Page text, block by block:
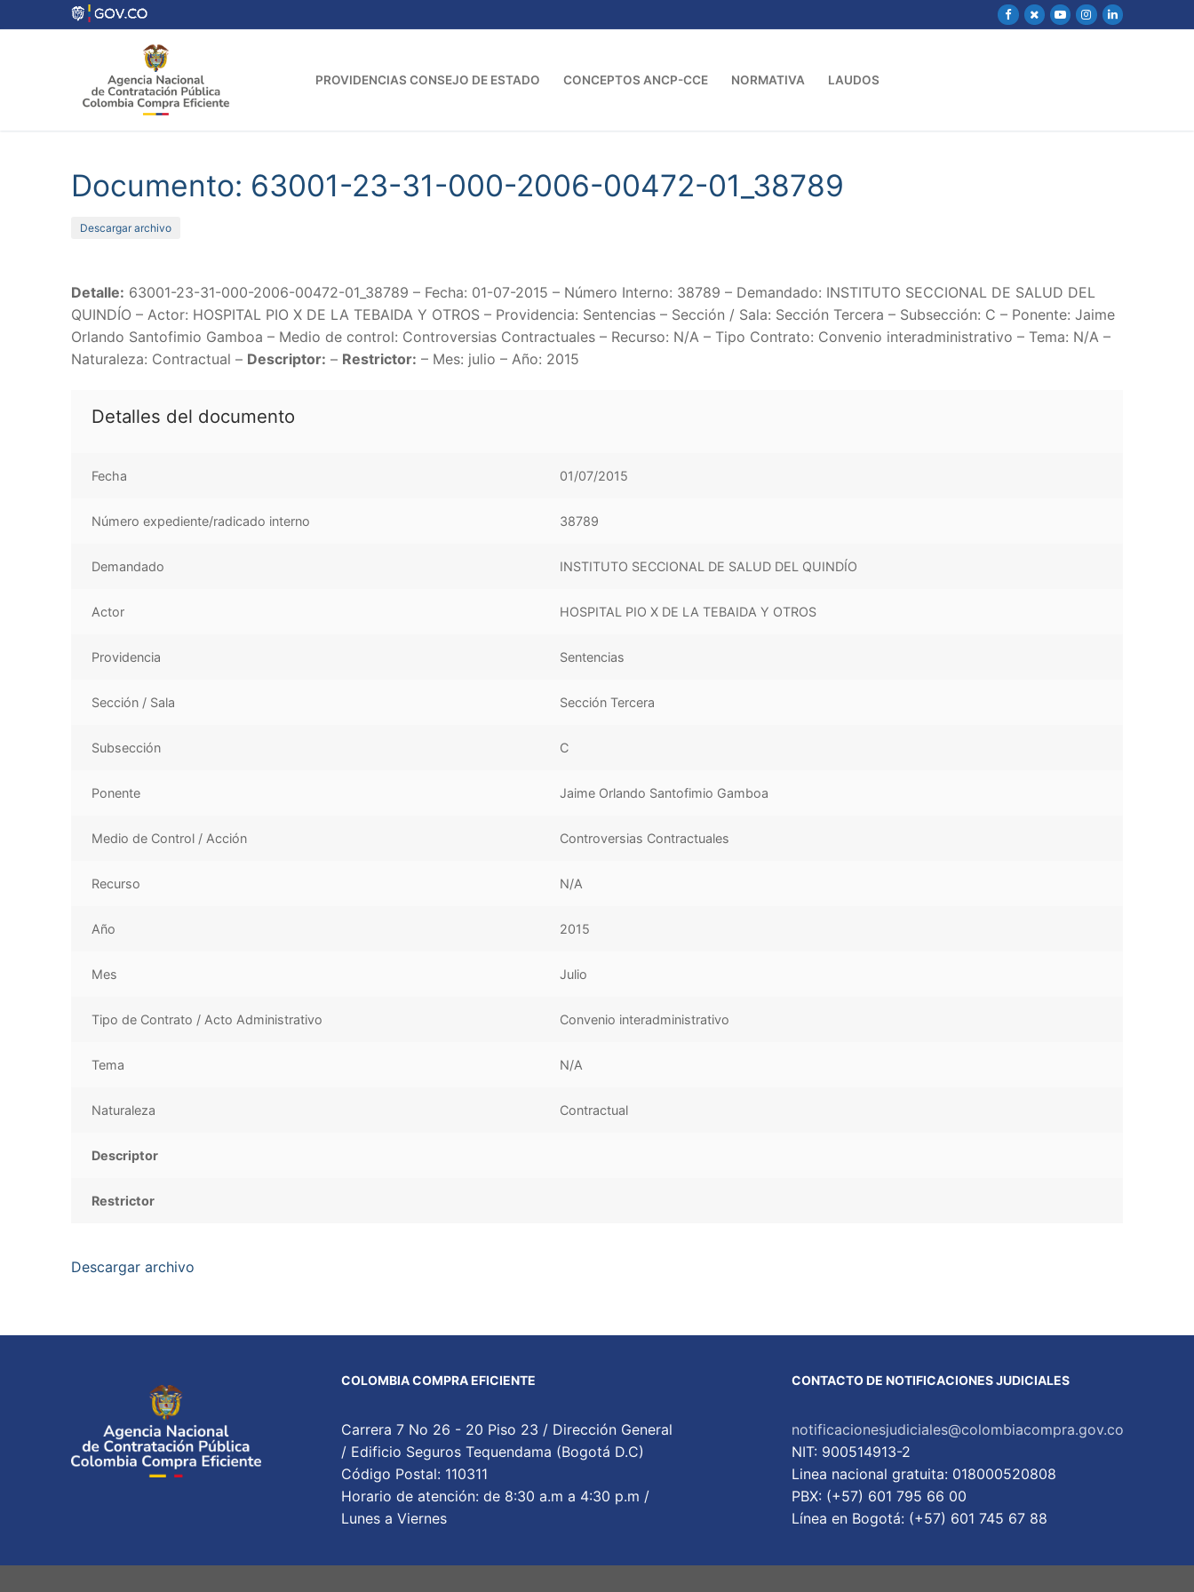
al
PROVIDENCIAS CONSEJO DE ESTADO CONCEPTOS ANCP-CCE NORMATIVA LAUDOS
Documento: 63001-23-31-000-2006-00472-01_38789
Descargar archivo
Detalle: 63001-23-31-000-2006-00472-01_38789 – Fecha: 01-07-2015 – Número Interno: 38789 – Demandado: INSTITUTO SECCIONAL DE SALUD DEL
QUINDÍO – Actor: HOSPITAL PIO X DE LA TEBAIDA Y OTROS – Providencia: Sentencias – Sección / Sala: Sección Tercera – Subsección: C – Ponente: Jaime
Orlando Santofimio Gamboa – Medio de control: Controversias Contractuales – Recurso: N/A – Tipo Contrato: Convenio interadministrativo – Tema: N/A –
Naturaleza: Contractual – Descriptor: – Restrictor: – Mes: julio – Año: 2015
Detalles del documento
Fecha 01/07/2015
Número expediente/radicado interno 38789
Demandado INSTITUTO SECCIONAL DE SALUD DEL QUINDÍO
Actor HOSPITAL PIO X DE LA TEBAIDA Y OTROS
Providencia Sentencias
Sección / Sala Sección Tercera
Subsección C
Ponente Jaime Orlando Santofimio Gamboa
Medio de Control / Acción Controversias Contractuales
Recurso N/A
Año 2015
Mes Julio
Tipo de Contrato / Acto Administrativo Convenio interadministrativo
Tema N/A
Naturaleza Contractual
Descriptor
Restrictor
Descargar archivo
COLOMBIA COMPRA EFICIENTE
Carrera 7 No 26 - 20 Piso 23 / Dirección General
/ Edificio Seguros Tequendama (Bogotá D.C)
Código Postal: 110311
Horario de atención: de 8:30 a.m a 4:30 p.m /
Lunes a Viernes
CONTACTO DE NOTIFICACIONES JUDICIALES
notificacionesjudiciales@colombiacompra.gov.co
NIT: 900514913-2
Linea nacional gratuita: 018000520808
PBX: (+57) 601 795 66 00
Lí­nea en Bogotá: (+57) 601 745 67 88